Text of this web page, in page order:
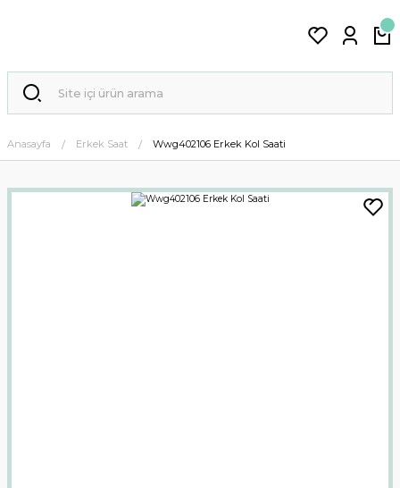
Anasayfa Erkek Saat Wwg402106 Erkek Kol Saati